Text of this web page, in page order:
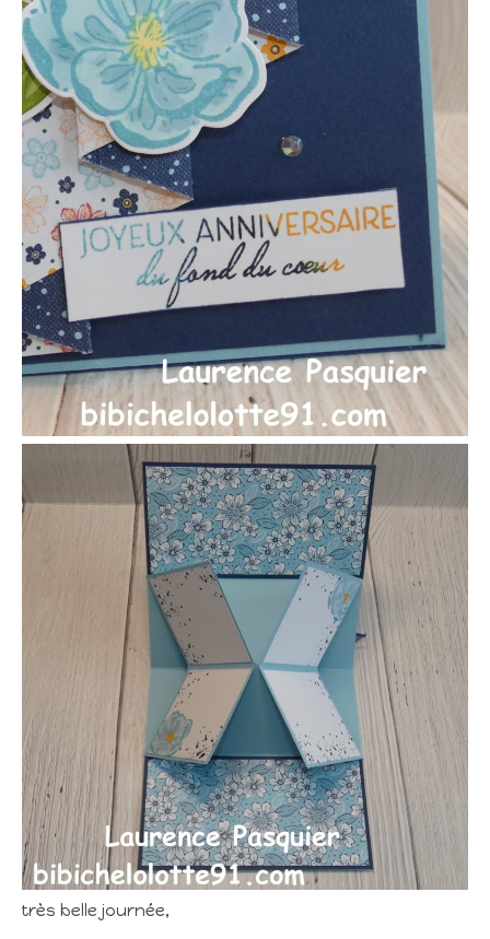
très belle journée,